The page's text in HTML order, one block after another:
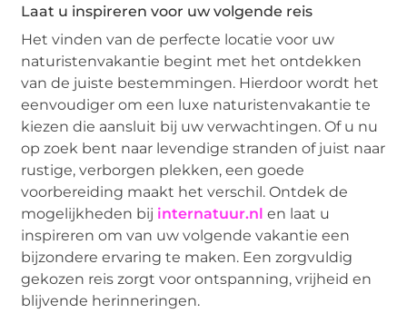
Laat u inspireren voor uw volgende reis
Het vinden van de perfecte locatie voor uw
naturistenvakantie begint met het ontdekken
van de juiste bestemmingen. Hierdoor wordt het
eenvoudiger om een luxe naturistenvakantie te
kiezen die aansluit bij uw verwachtingen. Of u nu
op zoek bent naar levendige stranden of juist naar
rustige, verborgen plekken, een goede
voorbereiding maakt het verschil. Ontdek de
mogelijkheden bij internatuur.nl en laat u
inspireren om van uw volgende vakantie een
bijzondere ervaring te maken. Een zorgvuldig
gekozen reis zorgt voor ontspanning, vrijheid en
blijvende herinneringen.